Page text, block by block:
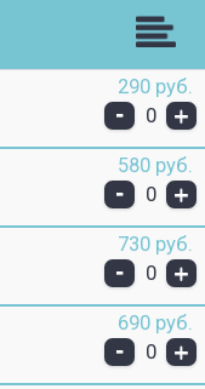
290 руб.
- 0 +
580 руб.
- 0 +
730 руб.
- 0 +
690 руб.
- 0 +